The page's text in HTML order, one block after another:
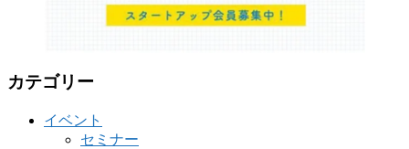
カテゴリー
イベント
セミナー